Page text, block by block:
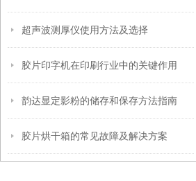
超声波测厚仪使用方法及选择
胶片印字机在印刷行业中的关键作用
韵达显定影粉的储存和保存方法指南
胶片烘干箱的常见故障及解决方案